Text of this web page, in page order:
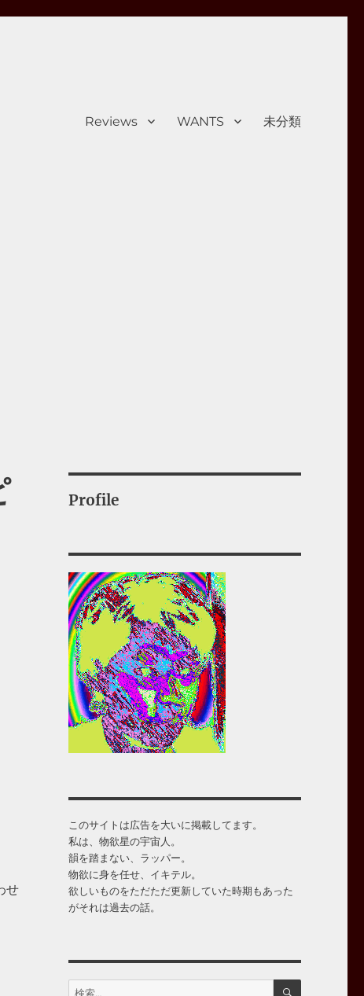
Reviews WANTS 未分類
せ
Profile
このサイトは広告を大いに掲載してます。
私は、物欲星の宇宙人。
韻を踏まない、ラッパー。
物欲に身を任せ、イキテル。
欲しいものをただただ更新していた時期もあった
がそれは過去の話。
検
検